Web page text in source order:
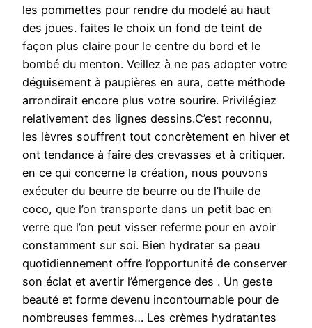
les pommettes pour rendre du modelé au haut
des joues. faites le choix un fond de teint de
façon plus claire pour le centre du bord et le
bombé du menton. Veillez à ne pas adopter votre
déguisement à paupières en aura, cette méthode
arrondirait encore plus votre sourire. Privilégiez
relativement des lignes dessins.C’est reconnu,
les lèvres souffrent tout concrètement en hiver et
ont tendance à faire des crevasses et à critiquer.
en ce qui concerne la création, nous pouvons
exécuter du beurre de beurre ou de l’huile de
coco, que l’on transporte dans un petit bac en
verre que l’on peut visser referme pour en avoir
constamment sur soi. Bien hydrater sa peau
quotidiennement offre l’opportunité de conserver
son éclat et avertir l’émergence des . Un geste
beauté et forme devenu incontournable pour de
nombreuses femmes… Les crèmes hydratantes